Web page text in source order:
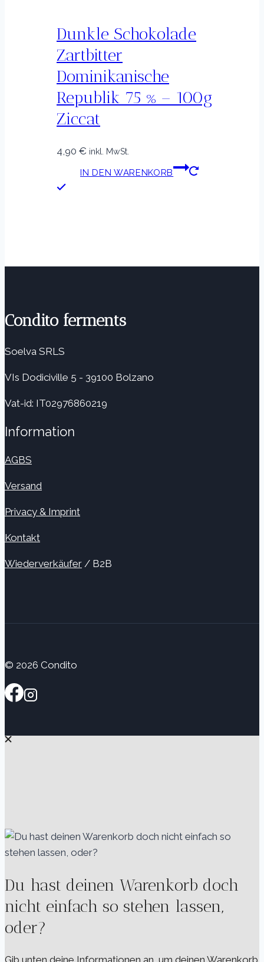
Dunkle Schokolade
Zartbitter
Dominikanische
Republik 75 % – 100g
Ziccat
4,90 € inkl. MwSt.
IN DEN WARENKORB
Condito ferments
Soelva SRLS
VIs Dodiciville 5 - 39100 Bolzano
Vat-id: IT02976860219
Information
AGBS
Versand
Privacy & Imprint
Kontakt
Wiederverkäufer / B2B
© 2026 Condito
Du hast deinen Warenkorb doch
nicht einfach so stehen lassen,
oder?
Gib unten deine Informationen an, um deinen Warenkorb